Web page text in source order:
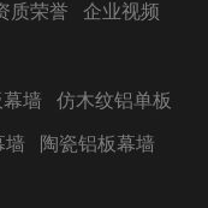
质荣誉 企业视频
幕墙 仿木纹铝单板
墙 陶瓷铝板幕墙